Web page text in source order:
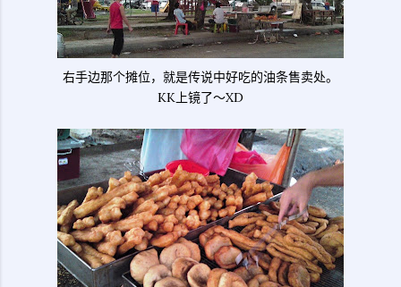
右手边那个摊位，就是传说中好吃的油条售卖处。
KK上镜了～XD